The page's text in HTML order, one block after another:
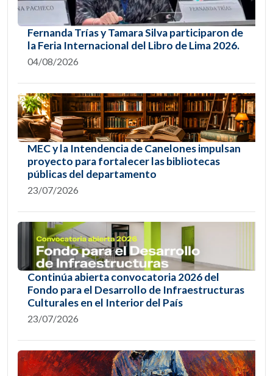
Fernanda Trías y Tamara Silva participaron de
la Feria Internacional del Libro de Lima 2026.
04/08/2026
MEC y la Intendencia de Canelones impulsan
proyecto para fortalecer las bibliotecas
públicas del departamento
23/07/2026
Continúa abierta convocatoria 2026 del
Fondo para el Desarrollo de Infraestructuras
Culturales en el Interior del País
23/07/2026